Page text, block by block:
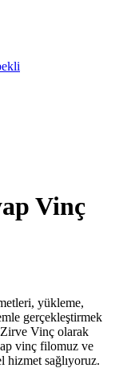
Vinç
yükleme,
gerçekleştirmek
Vinç olarak
vinç filomuz ve
hizmet sağlıyoruz.